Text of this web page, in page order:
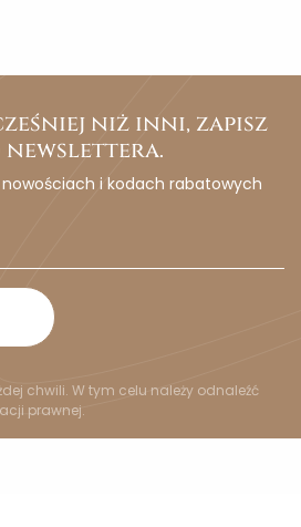
niż inni, zapisz
newslettera.
i kodach rabatowych
chwili. W tym celu należy odnaleźć
prawnej.